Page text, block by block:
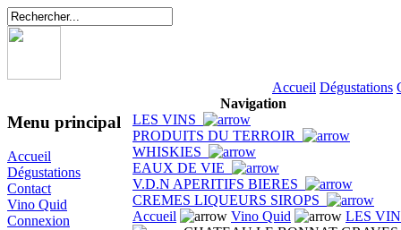
Accueil Dégustations
Menu principal
Accueil
Dégustations
Contact
Vino Quid
Connexion
Navigation
LES VINS
PRODUITS DU TERROIR
WHISKIES
EAUX DE VIE
V.D.N APERITIFS BIERES
CREMES LIQUEURS SIROPS
Accueil
Vino Quid
LES